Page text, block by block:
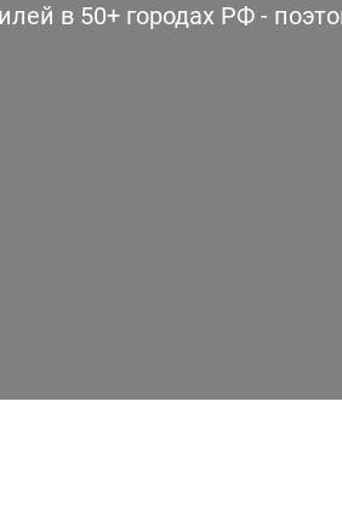
в 50+ городах РФ -